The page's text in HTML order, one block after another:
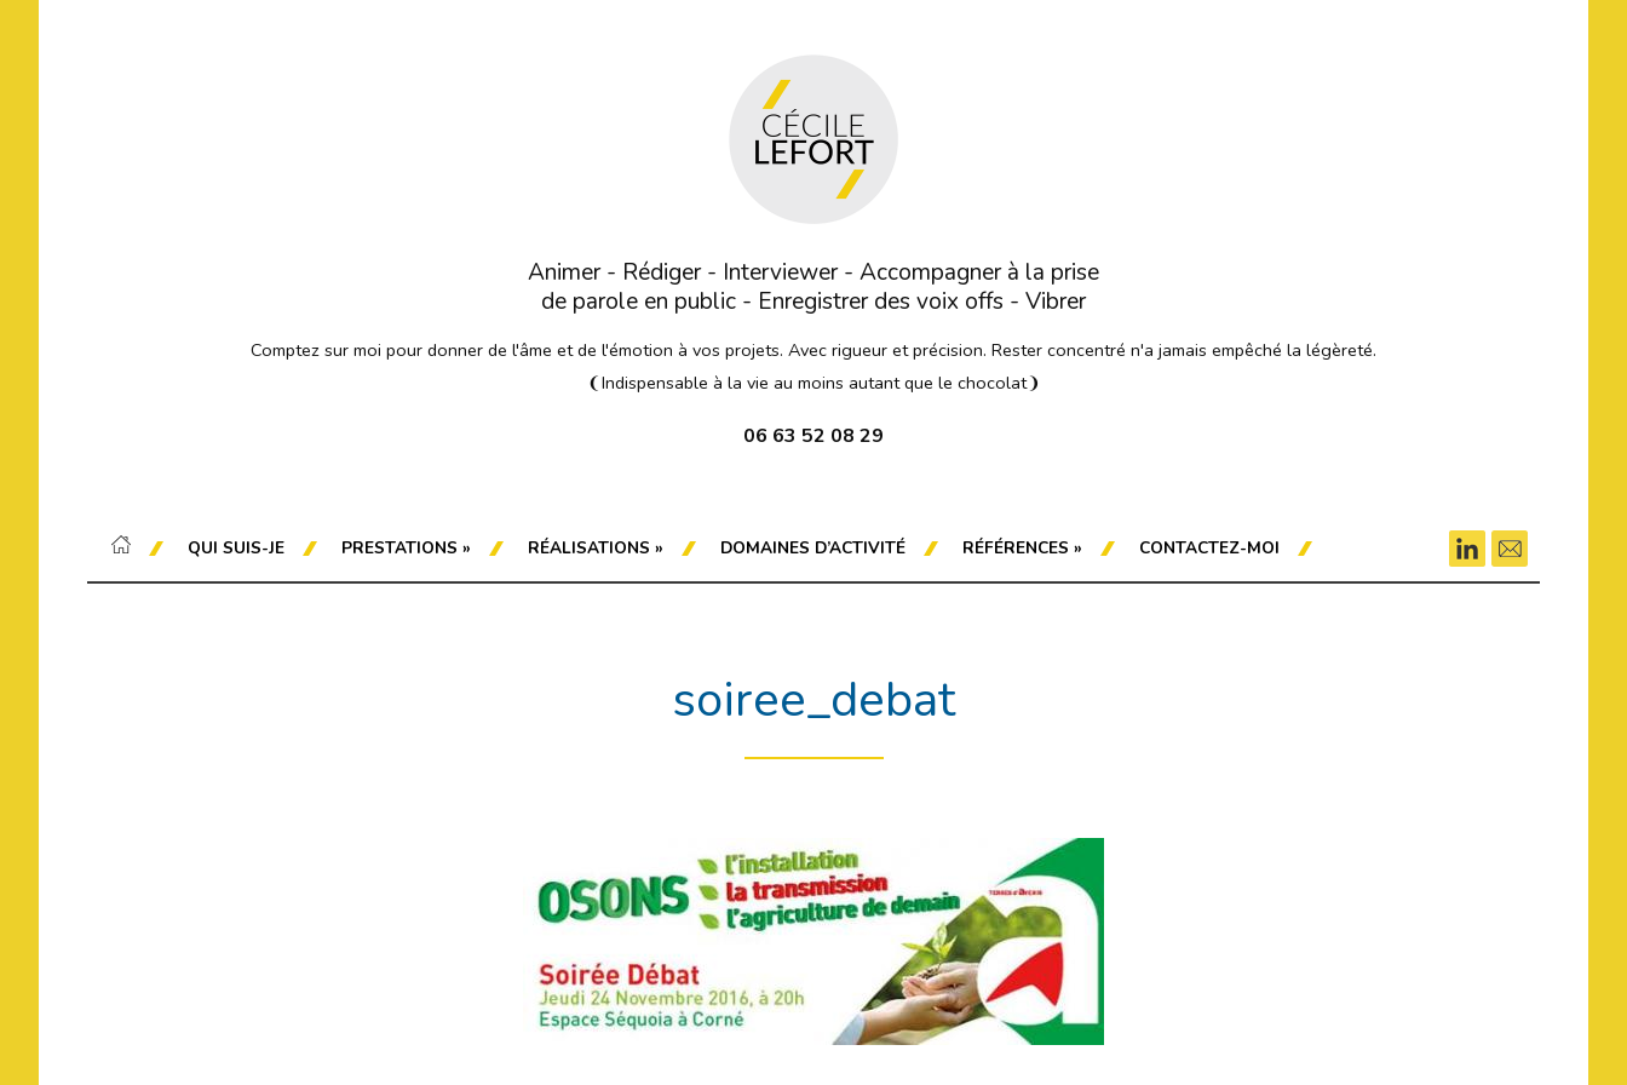
Animer - Rédiger - Interviewer - Accompagner à la prise
de parole en public - Enregistrer des voix offs - Vibrer
Comptez sur moi pour donner de l'âme et de l'émotion à vos projets. Avec rigueur et précision. Rester concentré n'a jamais empêché la légèreté.
❨Indispensable à la vie au moins autant que le chocolat❩
06 63 52 08 29
QUI SUIS-JE PRESTATIONS » RÉALISATIONS » DOMAINES D’ACTIVITÉ RÉFÉRENCES » CONTACTEZ-MOI
soiree_debat